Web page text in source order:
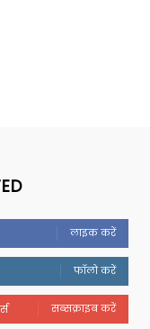
लाइक करें
फॉलो करें
सब्सक्राइब करें